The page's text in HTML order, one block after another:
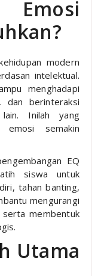
modern
intelektual.
menghadapi
dan berinteraksi
Inilah yang
emosi semakin
EQ
siswa untuk
tahan banting,
mengurangi
serta membentuk
Utama